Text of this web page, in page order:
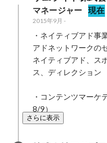
マネージャー 現在
2015年9月 -
・ネイティブアド事
アドネットワークの
ネイティブアド、ス
ス、ディレクション
・コンテンツマー
さらに表示